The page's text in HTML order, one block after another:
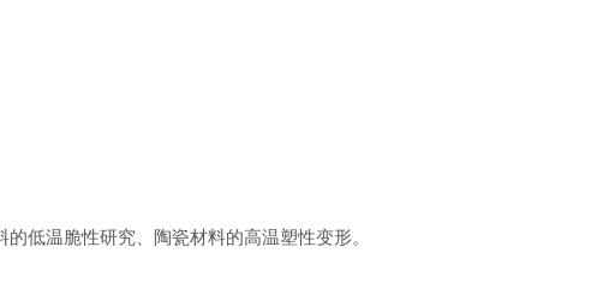
低温脆性研究、陶瓷材料的高温塑性变形。